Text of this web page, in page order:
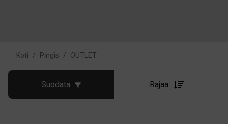
Koti / Pingis / OUTLET
Suodata Rajaa